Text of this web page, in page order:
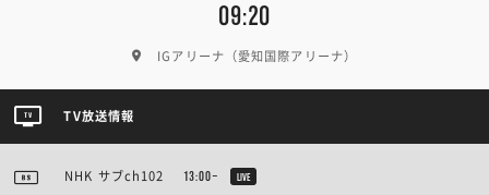
09:20
IGアリーナ（愛知国際アリーナ）
TV放送情報
NHK サブch102 13:00~ LIVE